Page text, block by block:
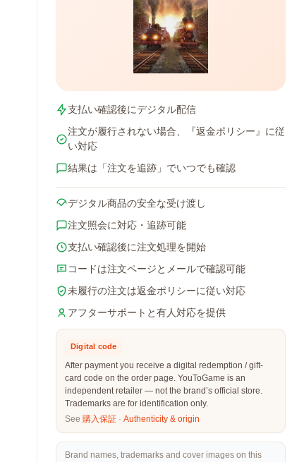
支払い確認後にデジタル配信
注文が履行されない場合、『返金ポリシー』に従
い対応
結果は「注文を追跡」でいつでも確認
デジタル商品の安全な受け渡し
注文照会に対応・追跡可能
支払い確認後に注文処理を開始
コードは注文ページとメールで確認可能
未履行の注文は返金ポリシーに従い対応
アフターサポートと有人対応を提供
Digital code
After payment you receive a digital redemption / gift-
card code on the order page. YouToGame is an
independent retailer — not the brand’s official store.
Trademarks are for identification only.
See 購入保証 · Authenticity & origin
Brand names, trademarks and cover images on this